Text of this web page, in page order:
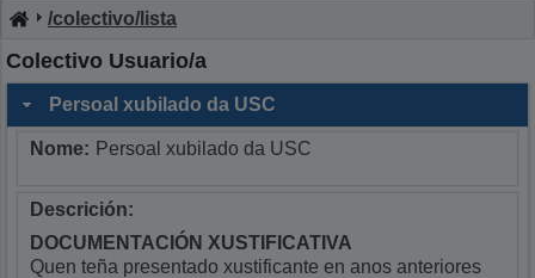
/colectivo/lista
Colectivo Usuario/a
Persoal xubilado da USC
Nome: Persoal xubilado da USC
Descrición:
DOCUMENTACIÓN XUSTIFICATIVA
Quen teña presentado xustificante en anos anteriores